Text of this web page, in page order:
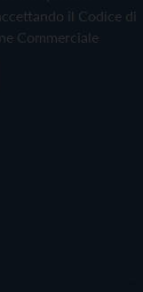
il Codice di
Commerciale